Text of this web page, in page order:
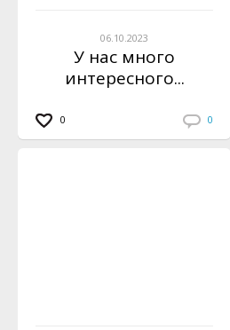
0 0
06.10.2023
У нас много
интересного...